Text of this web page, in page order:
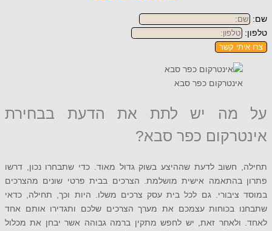
קשר
כפר סבא
יש לתת את הדעת בבחירת
כפר סבא?
חשוב לדעת שההיצע בשוק גדול מאוד. כדי שתבחרו נכון, דרשו
אישית מושלמת. הצרכים בבית פרטי שונים מהצרכים
גם לכל בית עסק צרכים משלו. היות וכך, תחילה, כדאי
בכוחות עצמכם את מערך הצרכים שלכם ותגדירו אותם אחד
זאת, יש לחפש מתקין ברמה גבוהה אשר יבחן את מכלול